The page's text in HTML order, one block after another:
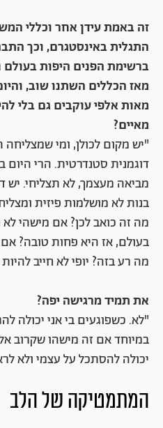
זה באמת עידן אחר וכללי
ברשימת הפנים היפות בעולם
מאז הכללים השתנו שוב,
מאות אלפי עוקבים גם בלי
מאיים?
"יש מקום לכולן, ומי
דוגמנית סטנדרטית. הרי היום
מביאה מעצמך, לא תצליחי. יש
בנות לא מושלמות פיזית
מה זה כואב לכן? אם מישהי
בעולם, אז היא פחות טובה?
מה רע בזה? יופי לא חייב
את תמיד מרגישה יפה?
"לא. כשפוגעים בי אני יכולה
במיוחד אם זה מישהו שקרוב
יכולה להסתכל על עצמי ולא
המתמטיקה של הלב